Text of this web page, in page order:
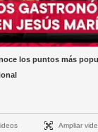
los puntos más
Ampliar